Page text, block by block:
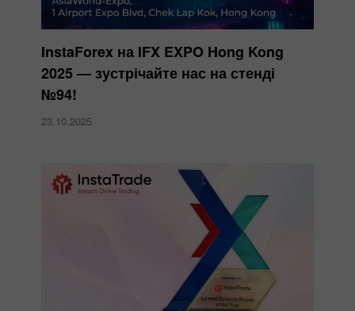
InstaForex на IFX EXPO Hong Kong
2025 — зустрічайте нас на стенді
№94!
23.10.2025